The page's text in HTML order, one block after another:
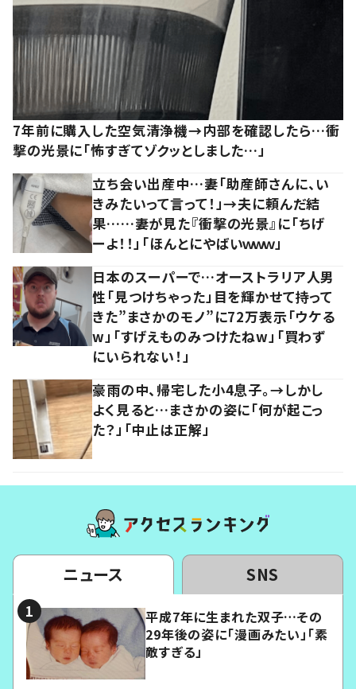
7年前に購入した空気清浄機→内部を確認したら…衝
撃の光景に「怖すぎてゾクッとしました…」
立ち会い出産中…妻「助産師さんに、い
きみたいって言って！」→夫に頼んだ結
果……妻が見た『衝撃の光景』に「ちげ
ーよ！！」「ほんとにやばいｗｗｗ」
日本のスーパーで…オーストラリア人男
性「見つけちゃった」目を輝かせて持って
きた”まさかのモノ”に72万表示「ウケる
w」「すげえものみつけたねw」「買わず
にいられない！」
豪雨の中、帰宅した小4息子。→しかし
よく見ると…まさかの姿に「何が起こっ
た？」「中止は正解」
ニュース SNS
平成7年に生まれた双子…その
29年後の姿に「漫画みたい」「素
敵すぎる」